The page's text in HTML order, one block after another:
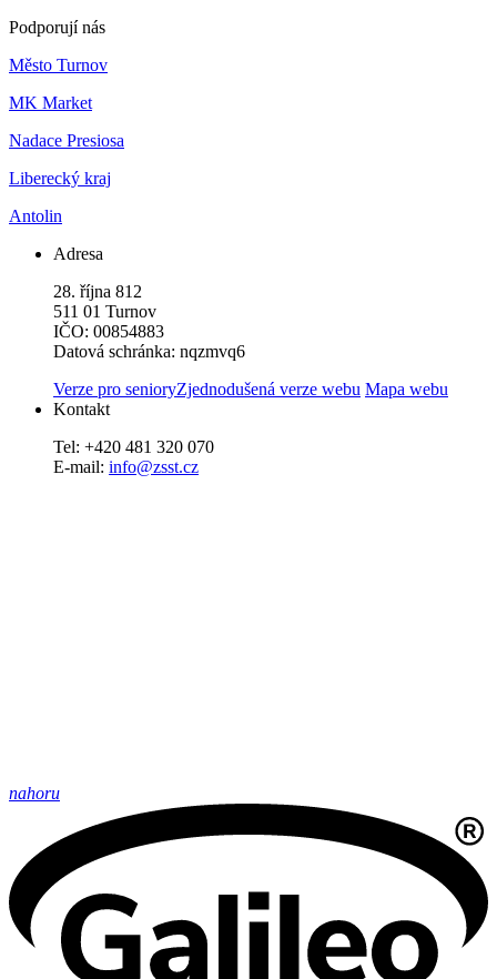
Podporují nás
Město Turnov
MK Market
Nadace Presiosa
Liberecký kraj
Antolin
Adresa
28. října 812
511 01 Turnov
IČO: 00854883
Datová schránka: nqzmvq6
Verze pro senioryZjednodušená verze webu Mapa webu
Kontakt
Tel: +420 481 320 070
E-mail: info@zsst.cz
nahoru